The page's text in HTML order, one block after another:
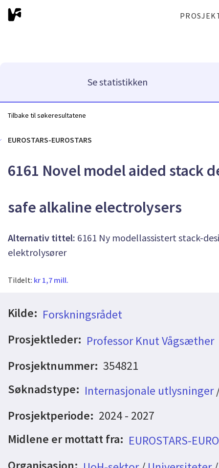
Se statistikken
Tilbake til søkeresultatene
EUROSTARS-EUROSTARS
6161 Novel model aided stack
safe alkaline electrolysers
Alternativ tittel: 6161 Ny modellassistert stack-
elektrolysører
Tildelt: kr 1,7 mill.
Kilde: Forskningsrådet
Prosjektleder: Professor Knut Vågsæther
Prosjektnummer: 354821
Søknadstype: Internasjonale utlysninger
Prosjektperiode: 2024 - 2027
Midlene er mottatt fra: EUROSTARS-